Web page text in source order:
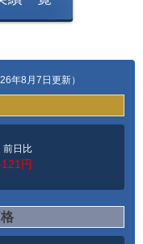
年8月7日更新）
前日比
円